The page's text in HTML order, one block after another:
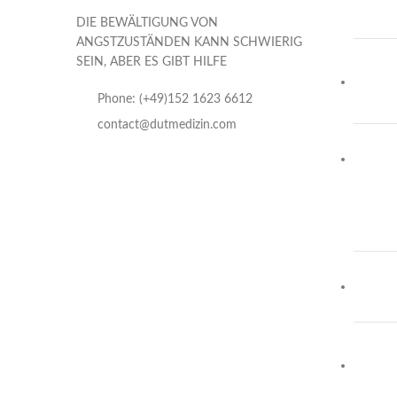
DIE BEWÄLTIGUNG VON
ANGSTZUSTÄNDEN KANN SCHWIERIG
SEIN, ABER ES GIBT HILFE
Phone: (+49)152 1623 6612
contact@dutmedizin.com